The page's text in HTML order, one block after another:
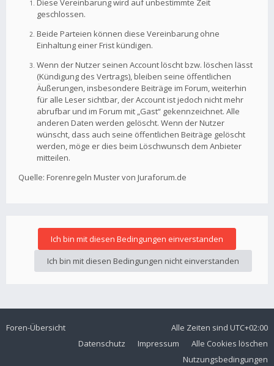
Diese Vereinbarung wird auf unbestimmte Zeit
geschlossen.
Beide Parteien können diese Vereinbarung ohne
Einhaltung einer Frist kündigen.
Wenn der Nutzer seinen Account löscht bzw. löschen lässt
(Kündigung des Vertrags), bleiben seine öffentlichen
Äußerungen, insbesondere Beiträge im Forum, weiterhin
für alle Leser sichtbar, der Account ist jedoch nicht mehr
abrufbar und im Forum mit „Gast“ gekennzeichnet. Alle
anderen Daten werden gelöscht. Wenn der Nutzer
wünscht, dass auch seine öffentlichen Beiträge gelöscht
werden, möge er dies beim Löschwunsch dem Anbieter
mitteilen.
Quelle: Forenregeln Muster von Juraforum.de
Foren-Übersicht Alle Zeiten sind UTC+02:00
Alle Cookies löschen
Impressum
Datenschutz
Nutzungsbedingungen